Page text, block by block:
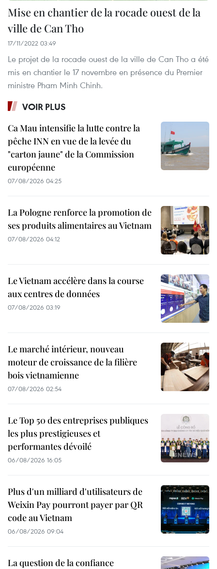
Mise en chantier de la rocade ouest de la
ville de Can Tho
17/11/2022 03:49
Le projet de la rocade ouest de la ville de Can Tho a été
mis en chantier le 17 novembre en présence du Premier
ministre Pham Minh Chinh.
VOIR PLUS
Ca Mau intensifie la lutte contre la
pêche INN en vue de la levée du
"carton jaune" de la Commission
européenne
07/08/2026 04:25
La Pologne renforce la promotion de
ses produits alimentaires au Vietnam
07/08/2026 04:12
Le Vietnam accélère dans la course
aux centres de données
07/08/2026 03:19
Le marché intérieur, nouveau
moteur de croissance de la filière
bois vietnamienne
07/08/2026 02:54
Le Top 50 des entreprises publiques
les plus prestigieuses et
performantes dévoilé
06/08/2026 16:05
Plus d'un milliard d'utilisateurs de
Weixin Pay pourront payer par QR
code au Vietnam
06/08/2026 09:04
La question de la confiance